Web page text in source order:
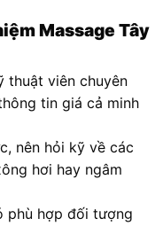
Massage Tây
thuật viên chuyên
tin giá cả minh
nên hỏi kỹ về các
hơi hay ngâm
phù hợp đối tượng